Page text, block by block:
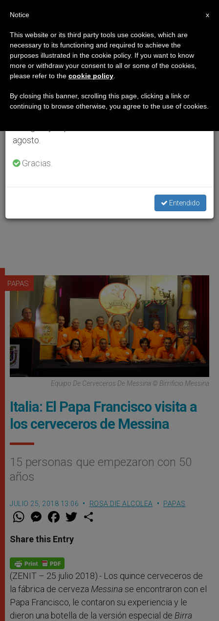
PAPAS
Equipo De Cerveceros De Messina © Birrificio Messina
Italia: El Papa Francisco visita a
los cerveceros de Messina
15 personas que empezaron con 50
años
JULIO 25, 2018 13:06 ROSA DIE ALCOLEA PAPAS
W
t
s
p
p
M
e
s
e
g
e
F
a
e
b
o
k
w
Share this Entry
(ZENIT – 25 julio 2018).- Los quince cerveceros de
la fábrica de cerveza Messina se encontraron con el
Papa Francisco, le contaron su experiencia y le
dieron una botella de la versión especial de Birra
×
Aviso importante
Del 27 de julio al 7 de agosto haremos la pausa
anual, aprovechando que en el periodo de verano
se generan menos informaciones y también el
agosto.
Gracias.
Entendido
x
Notice
This website or its third party tools use cookies, which are
necessary to its functioning and required to achieve the
purposes illustrated in the cookie policy. If you want to know
more or withdraw your consent to all or some of the cookies,
please refer to the cookie policy
By closing this banner, scrolling this page, clicking a link or
continuing to browse otherwise, you agree to the use of cookies.